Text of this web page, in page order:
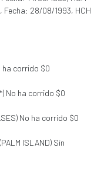
, Fecha: 28/08/1993, HCH
ha corrido $0
No ha corrido $0
No ha corrido $0
ISLAND) Sin